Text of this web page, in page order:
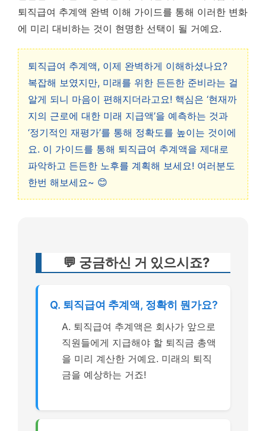
퇴직급여 추계액 완벽 이해 가이드를 통해 이러한 변화
에 미리 대비하는 것이 현명한 선택이 될 거예요.
퇴직급여 추계액, 이제 완벽하게 이해하셨나요?
복잡해 보였지만, 미래를 위한 든든한 준비라는 걸
알게 되니 마음이 편해지더라고요! 핵심은 ‘현재까
지의 근로에 대한 미래 지급액’을 예측하는 것과
‘정기적인 재평가’를 통해 정확도를 높이는 것이에
요. 이 가이드를 통해 퇴직급여 추계액을 제대로
파악하고 든든한 노후를 계획해 보세요! 여러분도
한번 해보세요~ 😊
💬 궁금하신 거 있으시죠?
Q. 퇴직급여 추계액, 정확히 뭔가요?
A. 퇴직급여 추계액은 회사가 앞으로
직원들에게 지급해야 할 퇴직금 총액
을 미리 계산한 거예요. 미래의 퇴직
금을 예상하는 거죠!